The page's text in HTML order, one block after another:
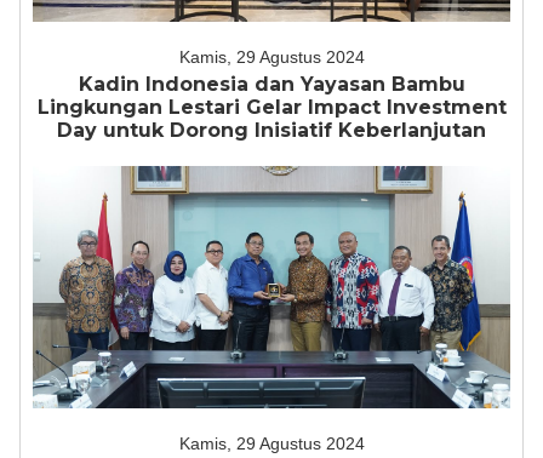
Kamis, 29 Agustus 2024
Kadin Indonesia dan Yayasan Bambu
Lingkungan Lestari Gelar Impact Investment
Day untuk Dorong Inisiatif Keberlanjutan
Kamis, 29 Agustus 2024